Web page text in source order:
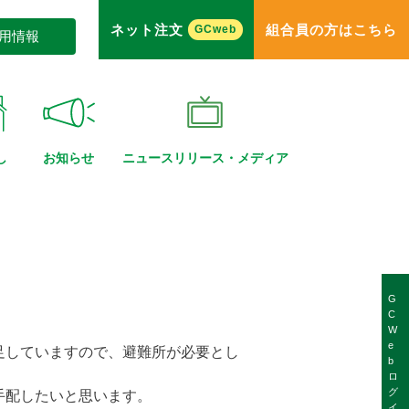
情報
お知らせ ニュースリリース・ メディア
ネット注文 GCweb 組合員の方はこちら
G
C
W
e
b
ロ
グ
ていますので、避難所が必要とし
したいと思います。